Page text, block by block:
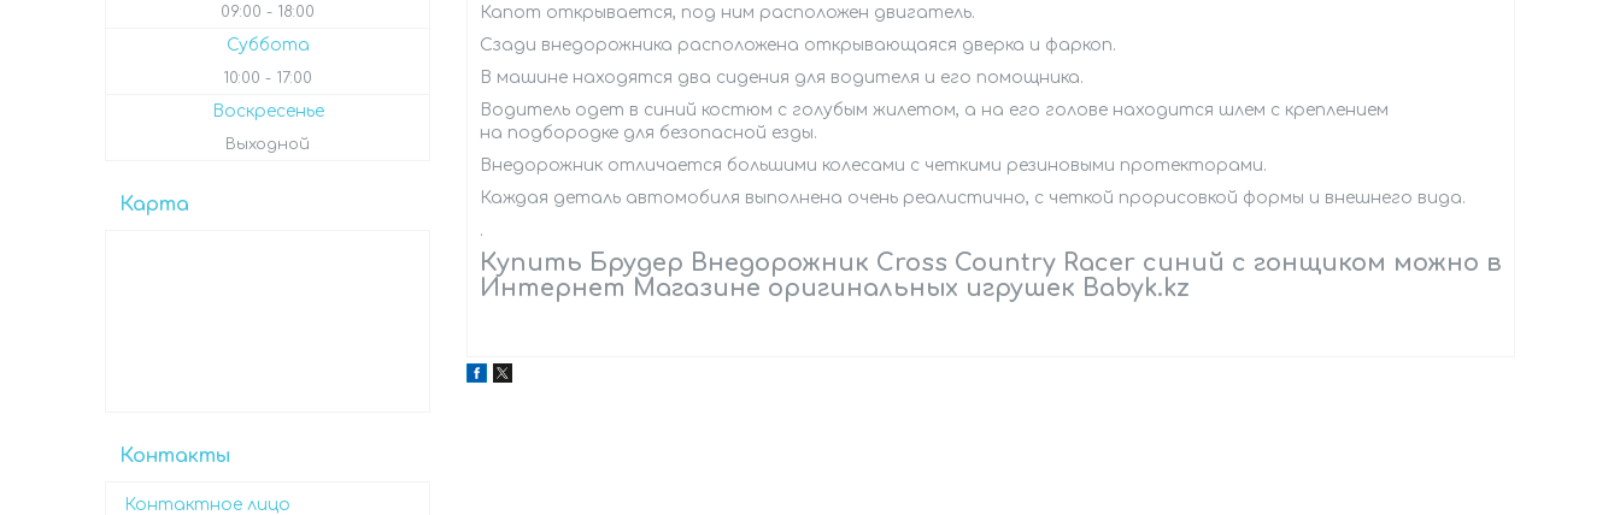
Капот открывается, под ним расположен двигатель.
Сзади внедорожника расположена открывающаяся дверка и фаркоп.
В машине находятся два сидения для водителя и его помощника.
Водитель одет в синий костюм с голубым жилетом, а на его голове находится шлем с креплением
на подбородке для безопасной езды.
Внедорожник отличается большими колесами с четкими резиновыми протекторами.
Каждая деталь автомобиля выполнена очень реалистично, с четкой прорисовкой формы и внешнего вида.
.
Купить Брудер Внедорожник Cross Country Racer синий с гонщиком можно в
Интернет Магазине оригинальных игрушек Babyk.kz
09:00 18:00
Суббота
10:00 17:00
Воскресенье
Выходной
Карта
Контакты